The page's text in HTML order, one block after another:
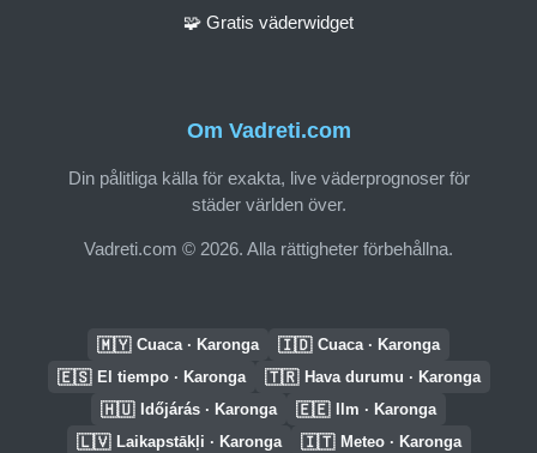
Om Vadreti.com
Din pålitliga källa för exakta, live väderprognoser för
städer världen över.
Vadreti.com © 2026. Alla rättigheter förbehållna.
🧩 Gratis väderwidget
🇲🇾 Cuaca · Karonga 🇮🇩 Cuaca · Karonga
🇪🇸 El tiempo · Karonga 🇹🇷 Hava durumu · Karonga
🇭🇺 Időjárás · Karonga 🇪🇪 Ilm · Karonga
🇱🇻 Laikapstākļi · Karonga 🇮🇹 Meteo · Karonga